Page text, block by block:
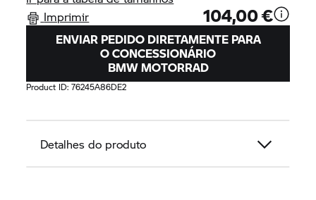
Imprimir
104,00 €
ENVIAR PEDIDO DIRETAMENTE PARA
O CONCESSIONÁRIO
BMW MOTORRAD
Product ID:76245A86DE2
Detalhes do produto